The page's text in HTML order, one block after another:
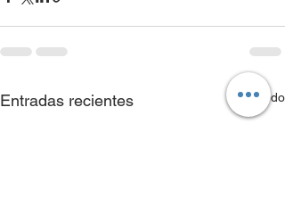
Entradas recientes Ver todo